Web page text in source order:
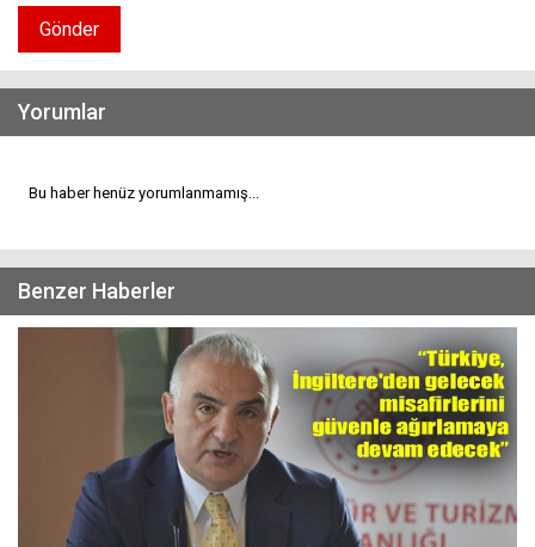
Gönder
Yorumlar
Bu haber henüz yorumlanmamış...
Benzer Haberler